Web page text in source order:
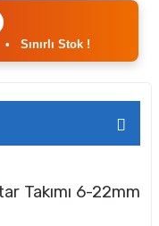
Sınırlı Stok !
Takımı 6-22mm